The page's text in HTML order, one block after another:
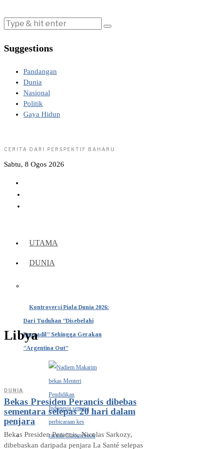
Suggestions
Pandangan
Dunia
Nasional
Politik
Gaya Hidup
CERITA DARI PERSPEKTIF BAHARU
Sabtu, 8 Ogos 2026
UTAMA
DUNIA
Kontroversi Piala Dunia 2026:
Dari Tuduhan “Disebelahi
Pengadil” Sehingga Gerakan
“Argentina Out”
Libya
DUNIA
Bekas Presiden Perancis dibebas
sementara selepas 20 hari dalam
penjara
Bekas Presiden Perancis, Nicolas Sarkozy,
dibebaskan daripada penjara La Santé selepas